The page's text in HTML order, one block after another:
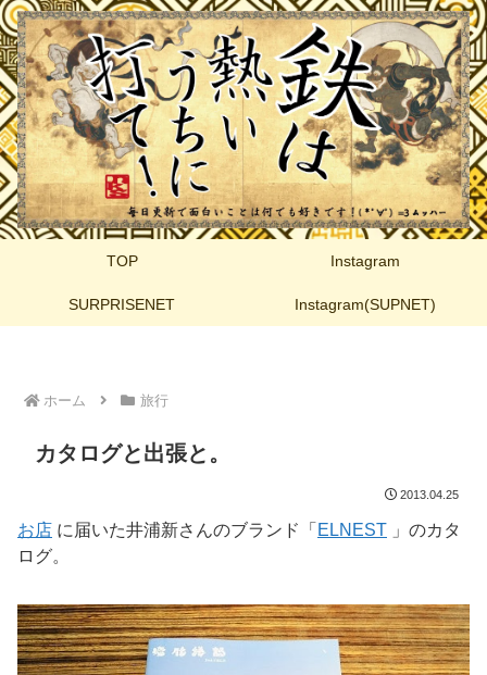
TOP Instagram
SURPRISENET Instagram(SUPNET)
ホーム 旅行
カタログと出張と。
2013.04.25
お店 に届いた井浦新さんのブランド「 ELNEST 」のカタ
ログ。